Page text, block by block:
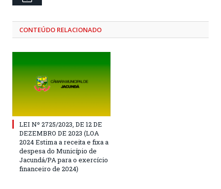
CONTEÚDO RELACIONADO
LEI Nº 2725/2023, DE 12 DE
DEZEMBRO DE 2023 (LOA
2024 Estima a receita e fixa a
despesa do Município de
Jacundá/PA para o exercício
financeiro de 2024)